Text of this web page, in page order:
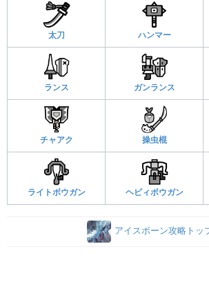
太刀 ハンマー
ランス ガンランス
チャアク 操虫棍
ライトボウガン ヘビィボウガン
アイスボーン攻略トッ